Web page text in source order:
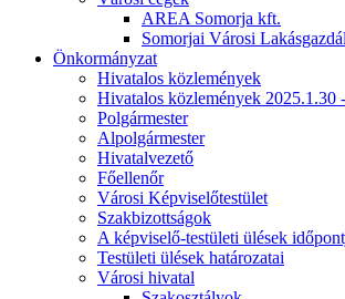
AREA Somorja kft.
Somorjai Városi
Önkormányzat
Hivatalos közlemények
Hivatalos közlemények 2025.1.30
Polgármester
Alpolgármester
Hivatalvezető
Főellenőr
Városi Képviselőtestület
Szakbizottságok
A képviselő-testületi ülések
Testületi ülések határozatai
Városi hivatal